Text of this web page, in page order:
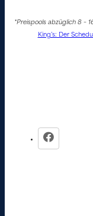
*Preispools abzüglich 8 –
King’s: Der